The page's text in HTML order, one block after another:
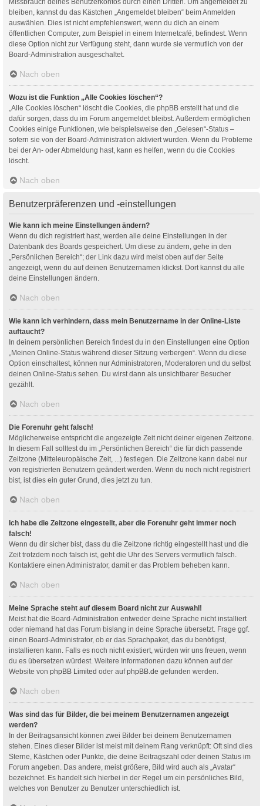
Missbrauch deines Benutzerkontos durch einen Dritten. Um angemeldet zu
bleiben, kannst du das Kästchen „Angemeldet bleiben“ beim Anmelden
auswählen. Dies ist nicht empfehlenswert, wenn du dich an einem
öffentlichen Computer, zum Beispiel in einem Internetcafé, befindest. Wenn
diese Option nicht zur Verfügung steht, dann wurde sie vermutlich von der
Board-Administration ausgeschaltet.
Nach oben
Wozu ist die Funktion „Alle Cookies löschen“?
„Alle Cookies löschen“ löscht die Cookies, die phpBB erstellt hat und die
dafür sorgen, dass du im Forum angemeldet bleibst. Außerdem ermöglichen
Cookies einige Funktionen, wie beispielsweise den „Gelesen“-Status –
sofern sie von der Board-Administration aktiviert wurden. Wenn du Probleme
bei der An- oder Abmeldung hast, kann es helfen, wenn du die Cookies
löscht.
Nach oben
Benutzerpräferenzen und -einstellungen
Wie kann ich meine Einstellungen ändern?
Wenn du dich registriert hast, werden alle deine Einstellungen in der
Datenbank des Boards gespeichert. Um diese zu ändern, gehe in den
„Persönlichen Bereich“; der Link dazu wird meist oben auf der Seite
angezeigt, wenn du auf deinen Benutzernamen klickst. Dort kannst du alle
deine Einstellungen ändern.
Nach oben
Wie kann ich verhindern, dass mein Benutzername in der Online-Liste
auftaucht?
In deinem persönlichen Bereich findest du in den Einstellungen eine Option
„Meinen Online-Status während dieser Sitzung verbergen“. Wenn du diese
Option einschaltest, können nur Administratoren, Moderatoren und du selbst
deinen Online-Status sehen. Du wirst dann als unsichtbarer Besucher
gezählt.
Nach oben
Die Forenuhr geht falsch!
Möglicherweise entspricht die angezeigte Zeit nicht deiner eigenen Zeitzone.
In diesem Fall solltest du im „Persönlichen Bereich“ die für dich passende
Zeitzone (Mitteleuropäische Zeit, ...) festlegen. Die Zeitzone kann dabei nur
von registrierten Benutzern geändert werden. Wenn du noch nicht registriert
bist, ist dies ein guter Grund, dies jetzt zu tun.
Nach oben
Ich habe die Zeitzone eingestellt, aber die Forenuhr geht immer noch
falsch!
Wenn du dir sicher bist, dass du die Zeitzone richtig eingestellt hast und die
Zeit trotzdem noch falsch ist, geht die Uhr des Servers vermutlich falsch.
Kontaktiere einen Administrator, damit er das Problem beheben kann.
Nach oben
Meine Sprache steht auf diesem Board nicht zur Auswahl!
Meist hat die Board-Administration entweder deine Sprache nicht installiert
oder niemand hat das Forum bislang in deine Sprache übersetzt. Frage ggf.
einen Board-Administrator, ob er das Sprachpaket, das du benötigst,
installieren kann. Falls es noch nicht existiert, würden wir uns freuen, wenn
du es übersetzen würdest. Weitere Informationen dazu können auf der
Website von phpBB Limited oder aufphpBB.de gefunden werden.
Nach oben
Was sind das für Bilder, die bei meinem Benutzernamen angezeigt
werden?
In der Beitragsansicht können zwei Bilder bei deinem Benutzernamen
stehen. Eines dieser Bilder ist meist mit deinem Rang verknüpft: Oft sind dies
Sterne, Kästchen oder Punkte, die deine Beitragszahl oder deinen Status im
Forum angeben. Das andere, meist größere, Bild wird auch als „Avatar“
bezeichnet. Es handelt sich hierbei in der Regel um ein persönliches Bild,
welches von Benutzer zu Benutzer unterschiedlich ist.